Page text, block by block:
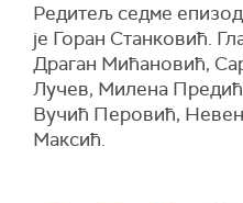
Редитељ седме
је Горан Станковић.
Драган Мићановић,
Лучев, Милена
Вучић Перовић,
Максић.